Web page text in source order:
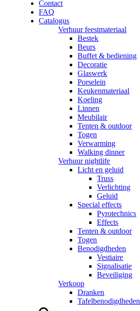
Contact
FAQ
Catalogus
Verhuur feestmateriaal
Bestek
Beurs
Buffet & bediening
Decoratie
Glaswerk
Porselein
Keukenmateriaal
Koeling
Linnen
Meubilair
Tenten & outdoor
Togen
Verwarming
Walking dinner
Verhuur nightlife
Licht en geluid
Truss
Verlichting
Geluid
Special effects
Pyrotechnics
Effects
Tenten & outdoor
Togen
Benodigdheden
Vestiaire
Signalisatie
Beveiliging
Verkoop
Dranken
Tafelbenodigdheden